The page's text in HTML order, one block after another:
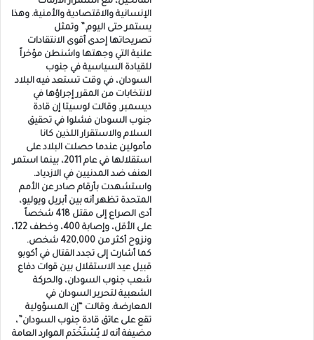
الإنسانية والاقتصادية والأمنية. وهذا
يستمر حتى اليوم.” وتمثل
تصريحاتها إحدى أقوى الانتقادات
علنية التي وجهتها واشنطن مؤخراً
للقيادة السياسية في جنوب
السودان، في وقت تستعد فيه البلاد
لانتخابات من المقرر إجراؤها في
ديسمبر. وقالت لوسيتا إن قادة
جنوب السودان فشلوا في تحقيق
السلام والاستقرار اللذين كانا
مأمولين عندما حصلت البلاد على
استقلالها في عام 2011، بينما استمر
العنف ضد المدنيين في الازدياد.
واستشهدت بأرقام صادر عن الأمم
المتحدة تظهر أنه بين أبريل ويوليو،
أدى الصراع إلى مقتل 418 شخصاً
على الأقل، وإصابة 400، وخطف 122،
ونزوح أكثر من 420,000 شخص.
كما أشارت إلى تجدد القتال في أكوبو
قبيل عيد الاستقلال بين قوات دفاع
شعب جنوب السودان، والحركة
الشعبية لتحرير السودان في
المعارضة. وقالت “إن المسؤولية
تقع على عاتق قادة جنوب السودان”،
مضيفة أنه لا يُسْتَخْدَم الموارد العامة